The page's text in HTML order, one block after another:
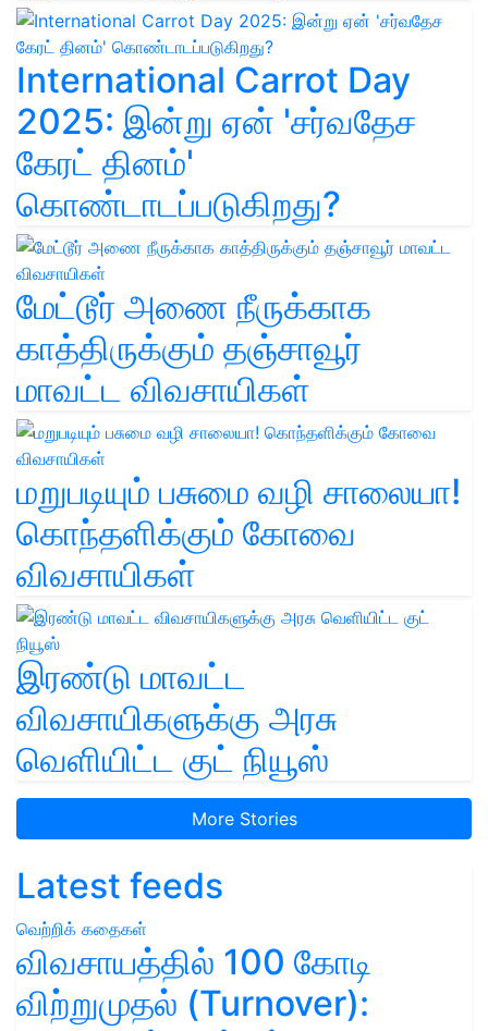
International Carrot Day
2025: இன்று ஏன் 'சர்வதேச
கேரட் தினம்'
கொண்டாடப்படுகிறது?
மேட்டூர் அணை நீருக்காக
காத்திருக்கும் தஞ்சாவூர்
மாவட்ட விவசாயிகள்
மறுபடியும் பசுமை வழி சாலையா!
கொந்தளிக்கும் கோவை
விவசாயிகள்
இரண்டு மாவட்ட
விவசாயிகளுக்கு அரசு
வெளியிட்ட குட் நியூஸ்
More Stories
Latest feeds
வெற்றிக் கதைகள்
விவசாயத்தில் 100 கோடி
விற்றுமுதல் (Turnover):